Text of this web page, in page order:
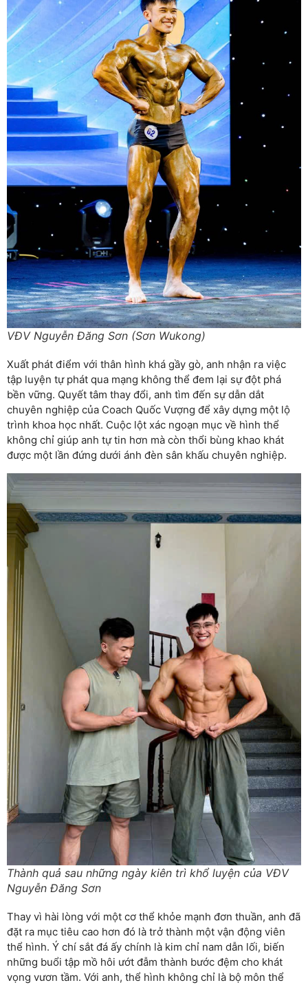
VĐV Nguyễn Đăng Sơn (Sơn Wukong)
Xuất phát điểm với thân hình khá gầy gò, anh nhận ra việc
tập luyện tự phát qua mạng không thể đem lại sự đột phá
bền vững. Quyết tâm thay đổi, anh tìm đến sự dẫn dắt
chuyên nghiệp của Coach Quốc Vượng để xây dựng một lộ
trình khoa học nhất. Cuộc lột xác ngoạn mục về hình thể
không chỉ giúp anh tự tin hơn mà còn thổi bùng khao khát
được một lần đứng dưới ánh đèn sân khấu chuyên nghiệp.
Thành quả sau những ngày kiên trì khổ luyện của VĐV
Nguyễn Đăng Sơn
Thay vì hài lòng với một cơ thể khỏe mạnh đơn thuần, anh đã
đặt ra mục tiêu cao hơn đó là trở thành một vận động viên
thể hình. Ý chí sắt đá ấy chính là kim chỉ nam dẫn lối, biến
những buổi tập mồ hôi ướt đẫm thành bước đệm cho khát
vọng vươn tầm. Với anh, thể hình không chỉ là bộ môn thể